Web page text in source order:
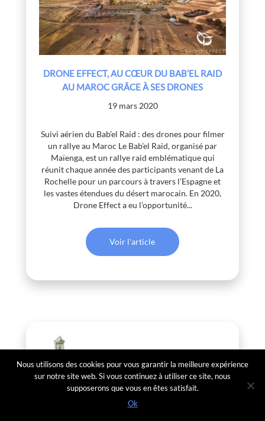
DRONE EFFECT, AU CŒUR DU BAB’EL RAID
AU MAROC GRÂCE À SES DRONES
19 mars 2020
Suivi aérien du Bab’el Raid : des drones pour filmer
un rallye au Maroc Le Bab’el Raid, organisé par
Maïenga, est un rallye raid emblématique qui
réunit chaque année des participants venant de La
Rochelle pour un parcours à travers l’Espagne et
les vastes étendues du désert marocain. En 2020,
Drone Effect a eu l’opportunité...
Voir l'article
Nous utilisons des cookies pour vous garantir la meilleure expérience
sur notre site web. Si vous continuez à utiliser ce site, nous
supposerons que vous en êtes satisfait.
Ok